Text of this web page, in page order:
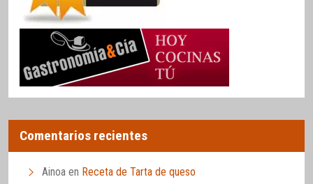
Comentarios recientes
Ainoa en Receta de Tarta de queso